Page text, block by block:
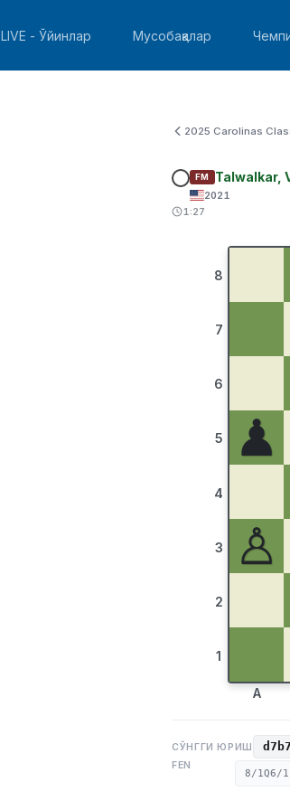
LIVE - Ўйинлар Мусобақалар
2025 Carolinas
FM Talwalkar,
2021
1:27
8
7
6
5
4
3
2
1
♟
♙
A
СЎНГГИ ЮРИШ d7b7
FEN
8/1Q6/